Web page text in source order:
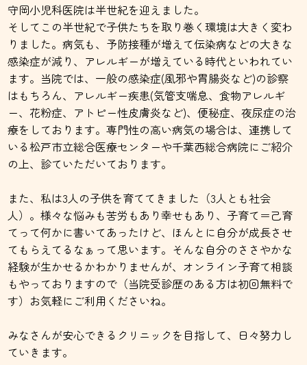
守岡小児科医院は半世紀を迎えました。
そしてこの半世紀で子供たちを取り巻く環境は大きく変わ
りました。病気も、予防接種が増えて伝染病などの大きな
感染症が減り、アレルギーが増えている時代といわれてい
ます。当院では、一般の感染症(風邪や胃腸炎など)の診察
はもちろん、アレルギー疾患(気管支喘息、食物アレルギ
ー、花粉症、アトピー性皮膚炎など)、便秘症、夜尿症の治
療をしております。専門性の高い病気の場合は、連携して
いる松戸市立総合医療センターや千葉西総合病院にご紹介
の上、診ていただいております。
また、私は3人の子供を育ててきました（3人とも社会
人）。様々な悩みも苦労もあり幸せもあり、子育て＝己育
てって何かに書いてあったけど、ほんとに自分が成長させ
てもらえてるなぁって思います。そんな自分のささやかな
経験が生かせるかわかりませんが、オンライン子育て相談
もやっておりますので（当院受診歴のある方は初回無料で
す）お気軽にご利用くださいね。
みなさんが安心できるクリニックを目指して、日々努力し
ていきます。